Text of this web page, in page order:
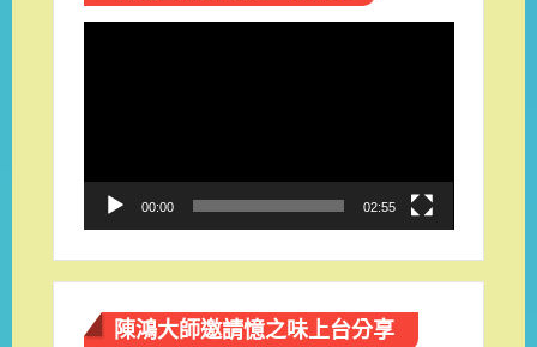
00:00 02:55
陳鴻大師邀請憶之味上台分享